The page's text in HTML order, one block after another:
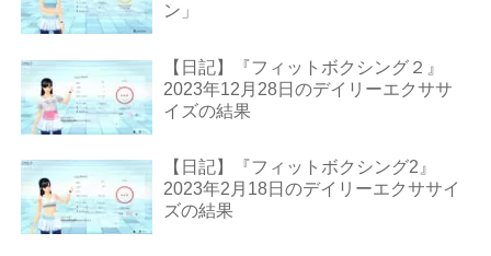
ン」
【日記】『フィットボクシング２』
2023年12月28日のデイリーエクササ
イズの結果
【日記】『フィットボクシング2』
2023年2月18日のデイリーエクササイ
ズの結果